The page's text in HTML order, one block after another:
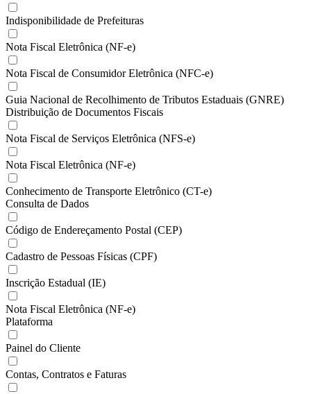
Indisponibilidade de Prefeituras
Nota Fiscal Eletrônica (NF-e)
Nota Fiscal de Consumidor Eletrônica (NFC-e)
Guia Nacional de Recolhimento de Tributos Estaduais (GNRE)
Distribuição de Documentos Fiscais
Nota Fiscal de Serviços Eletrônica (NFS-e)
Nota Fiscal Eletrônica (NF-e)
Conhecimento de Transporte Eletrônico (CT-e)
Consulta de Dados
Código de Endereçamento Postal (CEP)
Cadastro de Pessoas Físicas (CPF)
Inscrição Estadual (IE)
Nota Fiscal Eletrônica (NF-e)
Plataforma
Painel do Cliente
Contas, Contratos e Faturas